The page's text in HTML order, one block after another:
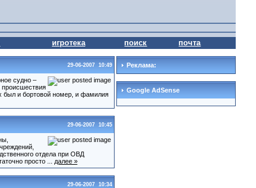
игротека поиск почта
29-06-2007 10:49
судно –
происшествия
был и бортовой номер, и фамилия
29-06-2007 10:45
отдела при ОВД
просто ...
далее »
29-06-2007 10:34
Реклама:
Google AdSense